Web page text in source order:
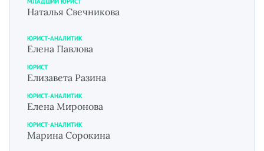
Наталья Свечникова
ЮРИСТ-АНАЛИТИК
Елена Павлова
ЮРИСТ
Елизавета Разина
ЮРИСТ-АНАЛИТИК
Елена Миронова
ЮРИСТ-АНАЛИТИК
Марина Сорокина